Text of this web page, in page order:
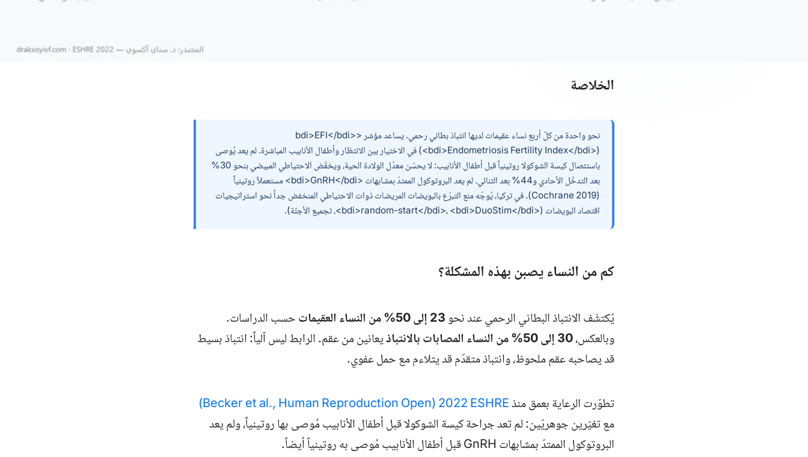
الخلاصة
نحو واحدة من كلّ أربع نساء عقيمات لديها انتباذ بطاني رحمي. يساعد مؤشر <bdi>EFI</bdi>
(<bdi>Endometriosis Fertility Index</bdi>) في الاختيار بين الانتظار وأطفال الأنابيب المباشرة. لم يعد يُوصى
باستئصال كيسة الشوكولا روتينياً قبل أطفال الأنابيب: لا يحسّن معدّل الولادة الحية، ويخفّض الاحتياطي المبيضي بنحو 30%
بعد التدخّل الأحادي و44% بعد الثنائي. لم يعد البروتوكول الممتدّ بمشابهات <bdi>GnRH</bdi> مستعملاً روتينياً
(Cochrane 2019). في تركيا، يُوجّه منع التبرّع بالبويضات المريضات ذوات الاحتياطي المنخفض جداً نحو استراتيجيات
اقتصاد البويضات (<bdi>random-start</bdi>، <bdi>DuoStim</bdi>، تجميع الأجنّة).
كم من النساء يصبن بهذه المشكلة؟
يُكتشَف الانتباذ البطاني الرحمي عند نحو23 إلى 50% من النساء العقيمات
حسب الدراسات.
وبالعكس،30 إلى 50% من النساء المصابات بالانتباذ
يعانين من عقم. الرابط ليس آلياً: انتباذ بسيط
قد يصاحبه عقم ملحوظ، وانتباذ متقدّم قد يتلاءم مع حمل عفوي.
تطوّرت الرعاية بعمق منذESHRE
Human Reproduction Open
)
مع تغيّرين جوهريّين: لم تعد جراحة كيسة الشوكولا قبل أطفال الأنابيب مُوصى بها روتينياً، ولم يعد
البروتوكول الممتدّ بمشابهاتGnRHقبل أطفال الأنابيب مُوصى به روتينياً أيضاً.